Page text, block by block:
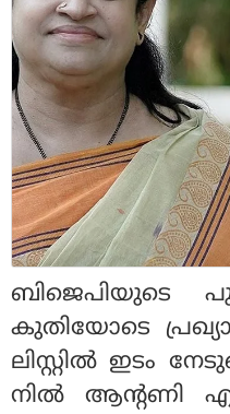
ബിജെപിയുടെ
കുതിയോടെ
ലിസ്റ്റില്‍ ഇടം
നില്‍ ആന്റണി